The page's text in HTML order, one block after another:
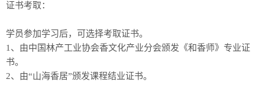
证书考取：
学员参加学习后，可选择考取证书。
1、由中国林产工业协会香文化产业分会颁发《和香师》专业证
书。
2、由“山海香居”颁发课程结业证书。